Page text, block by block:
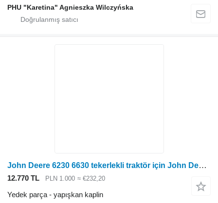
PHU "Karetina" Agnieszka Wilczyńska
John Deere 6230 6630 tekerlekli traktör için John Deere 6230 6630 Viskoz Debriyaj AL167987 yapışkan kaplin
12.770 TL PLN 1.000 ≈ €232,20
Yedek parça - yapışkan kaplin